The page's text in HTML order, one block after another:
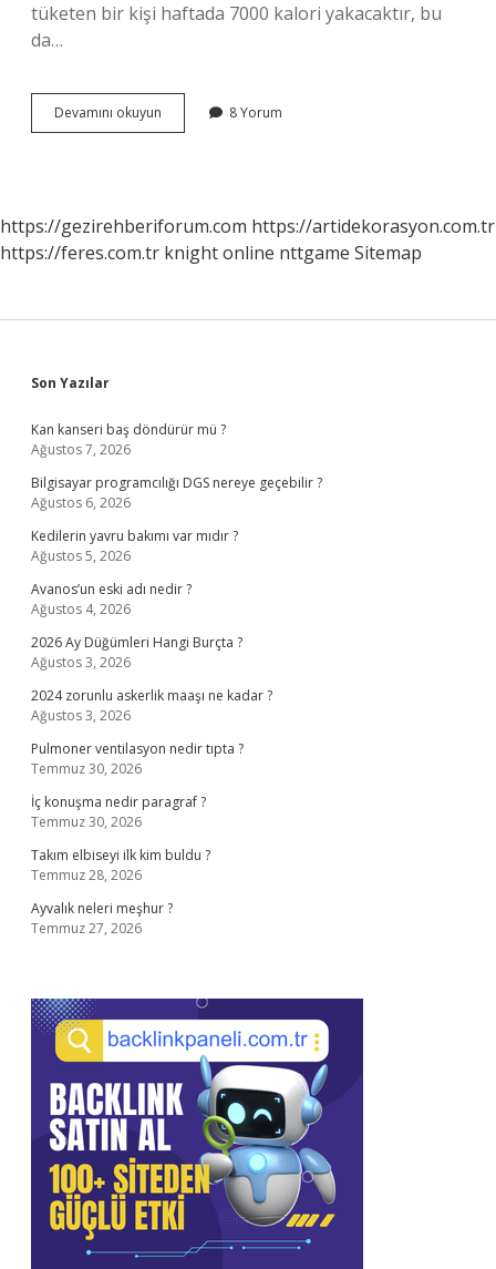
tüketen bir kişi haftada 7000 kalori yakacaktır, bu
da…
Devamını okuyun
Bin
8 Yorum
https://gezirehberiforum.com https://artidekorasyon.com.tr
https://feres.com.tr knight online nttgame Sitemap
Sidebar
Son Yazılar
Kan kanseri baş döndürür mü ?
Ağustos 7, 2026
Bilgisayar programcılığı DGS nereye geçebilir ?
Ağustos 6, 2026
Kedilerin yavru bakımı var mıdır ?
Ağustos 5, 2026
Avanos’un eski adı nedir ?
Ağustos 4, 2026
2026 Ay Düğümleri Hangi Burçta ?
Ağustos 3, 2026
2024 zorunlu askerlik maaşı ne kadar ?
Ağustos 3, 2026
Pulmoner ventilasyon nedir tıpta ?
Temmuz 30, 2026
İç konuşma nedir paragraf ?
Temmuz 30, 2026
Takım elbiseyi ilk kim buldu ?
Temmuz 28, 2026
Ayvalık neleri meşhur ?
Temmuz 27, 2026